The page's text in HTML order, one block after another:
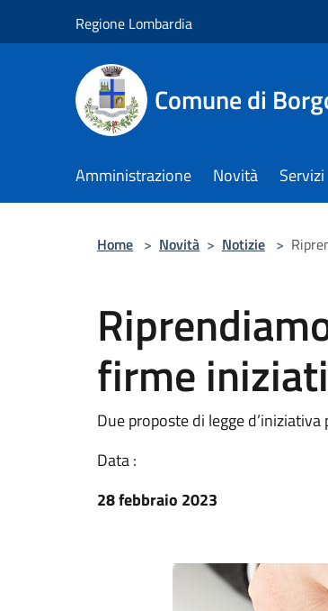
Regione Lombardia
Comune di
Amministrazione Novità Servizi
Home > Novità > Notizie >
firme
Due proposte di legge d’iniziativa
Data :
28 febbraio 2023